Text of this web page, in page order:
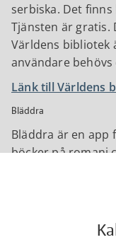
serbiska. Det
Tjänsten är gratis.
Världens bibliotek
användare
Länk till Världens
Bläddra
Bläddra är en app
böcker på romani
Bläddra är helt
böckerna går att